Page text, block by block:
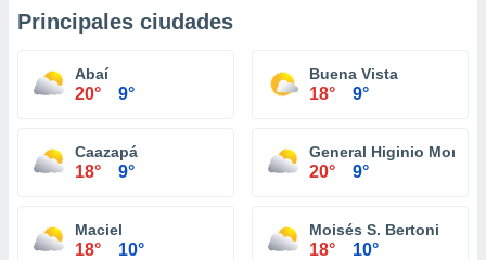
Principales ciudades
Abaí
20° 9°
Buena Vista
18° 9°
Caazapá
18° 9°
General Higinio
20° 9°
Maciel
18° 10°
Moisés S. Bertoni
18° 10°